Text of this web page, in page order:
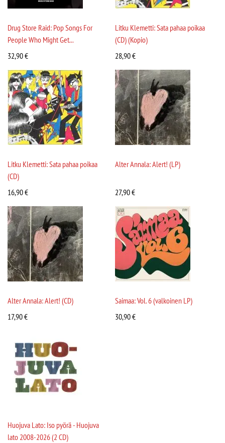
Drug Store Raid: Pop Songs For
People Who Might Get...
32,90€
Litku Klemetti: Sata pahaa poikaa
(CD) (Kopio)
28,90€
Litku Klemetti: Sata pahaa poikaa
(CD)
16,90€
Alter Annala: Alert! (LP)
27,90€
Alter Annala: Alert! (CD)
17,90€
Saimaa: Vol. 6 (valkoinen LP)
30,90€
Huojuva Lato: Iso pyörä - Huojuva
lato 2008-2026 (2 CD)